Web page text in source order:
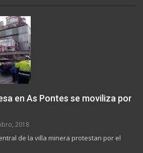
en As Pontes se moviliza por
2018
de la villa minera protestan por el